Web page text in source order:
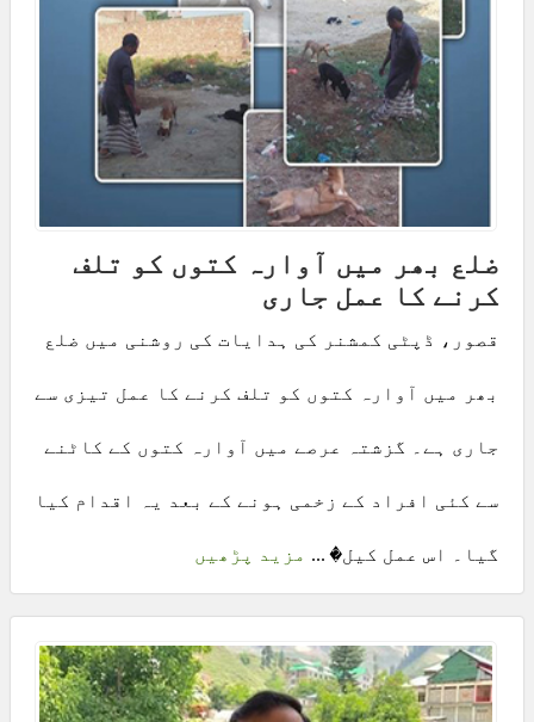
ضلع بھر میں آوارہ کتوں کو تلف
کرنے کا عمل جاری
قصور، ڈپٹی کمشنر کی ہدایات کی روشنی میں ضلع
بھر میں آوارہ کتوں کو تلف کرنے کا عمل تیزی سے
جاری ہے۔ گزشتہ عرصے میں آوارہ کتوں کے کاٹنے
سے کئی افراد کے زخمی ہونے کے بعد یہ اقدام کیا
گیا۔ اس عمل کیل� ... مزید پڑھیں